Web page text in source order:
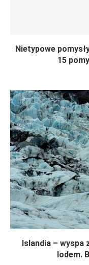
Nietypowe
15
Islandia –
lodem.